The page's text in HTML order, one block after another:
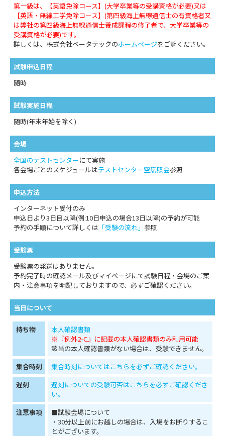
第一級は、【英語免除コース】(大学卒業等の受講資格が必要)又は
【英語・無線工学免除コース】(第四級海上無線通信士の有資格者又
は弊社の第四級海上無線通信士養成課程の修了者で、大学卒業等の
受講資格が必要)です。
詳しくは、株式会社ベータテックのホームページをご覧ください。
試験申込日程
随時
試験実施日程
随時(年末年始を除く)
会場
全国のテストセンターにて実施
各会場ごとのスケジュールはテストセンター空席照会参照
申込方法
インターネット受付のみ
申込日より3日目以降(例:10日申込の場合13日以降)の予約が可能
予約の手順について詳しくは 「受験の流れ」 参照
受験票
受験票の発送はありません。
予約完了時の確認メール及びマイページにて試験日程・会場のご案
内・注意事項を明記しておりますので、必ずご確認ください。
当日について
持ち物
本人確認書類
※『例外2-C』に記載の本人確認書類のみ利用可能
該当の本人確認書類がない場合は、受験できません。
集合時刻
集合時刻についてはこちらを必ずご確認ください。
遅刻
遅刻についての受験可否はこちらを必ずご確認くださ
い。
注意事項
■試験会場について
・30分以上前にお越しの場合は、入場をお断りするこ
とがございます。